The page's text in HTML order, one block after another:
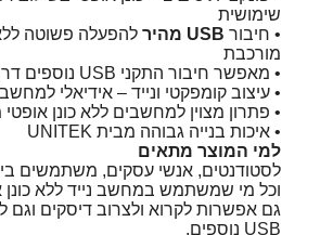
שימושית
• חיבור USB מהיר
להפעלה פשוטה
מורכבת
• מאפשר חיבור התקני USB נוספים דרך הרכזת
• עיצוב קומפקטי ונייד – אידיאלי
• פתרון מצוין למחשבים ללא כונן אופטי
• איכות בנייה גבוהה מבית UNITEK
למי המוצר מתאים
לסטודנטים, אנשי עסקים, משתמשים
וכל מי שמשתמש במחשב נייד ללא כונן
גם אפשרות לקרוא ולצרוב דיסקים וגם
USB נוספים.